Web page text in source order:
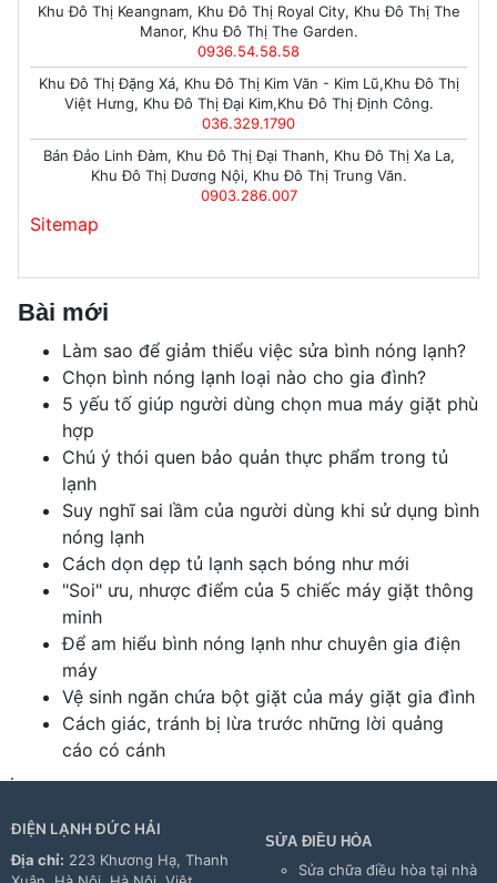
Khu Đô Thị Keangnam, Khu Đô Thị Royal City, Khu Đô Thị The
Manor, Khu Đô Thị The Garden.
0936.54.58.58
Khu Đô Thị Đặng Xá, Khu Đô Thị Kim Văn - Kim Lũ,Khu Đô Thị
Việt Hưng, Khu Đô Thị Đại Kim,Khu Đô Thị Định Công.
036.329.1790
Bán Đảo Linh Đàm, Khu Đô Thị Đại Thanh, Khu Đô Thị Xa La,
Khu Đô Thị Dương Nội, Khu Đô Thị Trung Văn.
0903.286.007
Sitemap
Bài mới
Làm sao để giảm thiểu việc sửa bình nóng lạnh?
Chọn bình nóng lạnh loại nào cho gia đình?
5 yếu tố giúp người dùng chọn mua máy giặt phù
hợp
Chú ý thói quen bảo quản thực phẩm trong tủ
lạnh
Suy nghĩ sai lầm của người dùng khi sử dụng bình
nóng lạnh
Cách dọn dẹp tủ lạnh sạch bóng như mới
"Soi" ưu, nhược điểm của 5 chiếc máy giặt thông
minh
Để am hiểu bình nóng lạnh như chuyên gia điện
máy
Vệ sinh ngăn chứa bột giặt của máy giặt gia đình
Cách giác, tránh bị lừa trước những lời quảng
cáo có cánh
ĐIỆN LẠNH ĐỨC HẢI
Địa chỉ: 223 Khương Hạ, Thanh
SỬA ĐIỀU HÒA
Sửa chữa điều hòa tại nhà